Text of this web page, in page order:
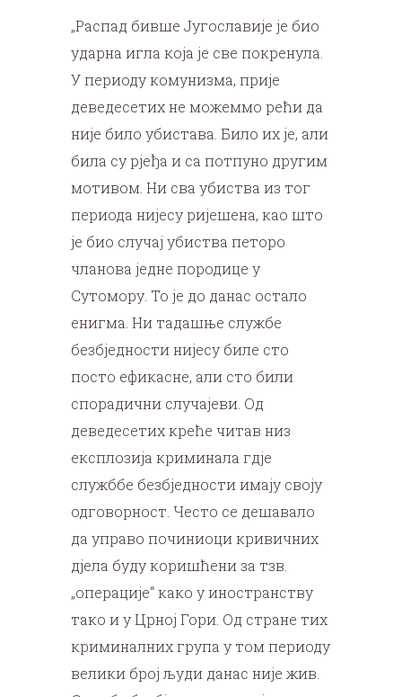
„Распад бивше Југославије је био
ударна игла која је све покренула.
У периоду комунизма, прије
деведесетих не можеммо рећи да
није било убистава. Било их је, али
била су рјеђа и са потпуно другим
мотивом. Ни сва убиства из тог
периода нијесу ријешена, као што
је био случај убиства петоро
чланова једне породице у
Сутомору. То је до данас остало
енигма. Ни тадашње службе
безбједности нијесу биле сто
посто ефикасне, али сто били
спорадични случајеви. Од
деведесетих креће читав низ
експлозија криминала гдје
служббе безбједности имају своју
одговорност. Често се дешавало
да управо починиоци кривичних
дјела буду коришћени за тзв.
„операције“ како у иностранству
тако и у Црној Гори. Од стране тих
криминалних група у том периоду
велики број људи данас није жив.